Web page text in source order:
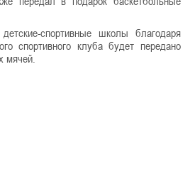
спортивные школы благодаря
спортивного клуба будет передано
мячей.